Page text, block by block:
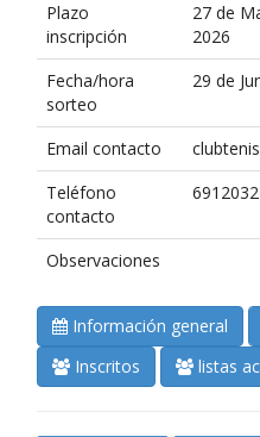
Plazo
inscripción
27 de
2026
Fecha/hora
sorteo
29 de
Email contacto
Teléfono
contacto
Observaciones
Información general
Inscritos
listas